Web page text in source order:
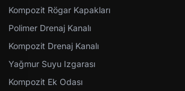
Kompozit Rögar Kapakları
Polimer Drenaj Kanalı
Kompozit Drenaj Kanalı
Yağmur Suyu Izgarası
Kompozit Ek Odası